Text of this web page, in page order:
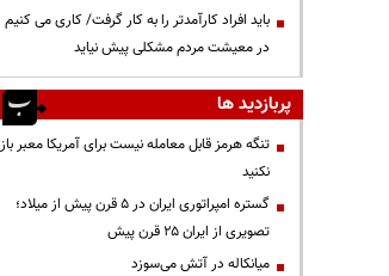
باید افراد کارآمدتر را به کار گرفت/ کاری می کنیم
در معیشت مردم مشکلی پیش نیاید
پربازدید ها
تنگه هرمز قابل معامله نیست برای آمریکا معبر باز
نکنید
گستره امپراتوری ایران در ۵ قرن پیش از میلاد؛
تصویری از ایران ۲۵ قرن پیش
میانکاله در آتش می‌سوزد